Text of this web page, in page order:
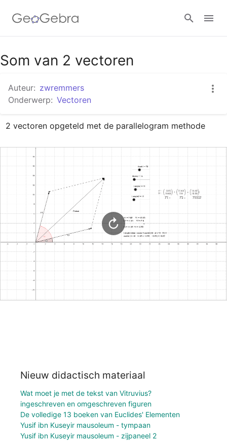
Google Classroom
GeoGebra Klaslokaal
Aanmelden
Som van 2 vectoren
Auteur: zwremmers
Onderwerp: Vectoren
2 vectoren opgeteld met de parallelogram methode
Nieuw didactisch materiaal
Wat moet je met de tekst van Vitruvius?
ingeschreven en omgeschreven figuren
De volledige 13 boeken van Euclides' Elementen
Yusif ibn Kuseyir mausoleum - tympaan
Yusif ibn Kuseyir mausoleum - zijpaneel 2